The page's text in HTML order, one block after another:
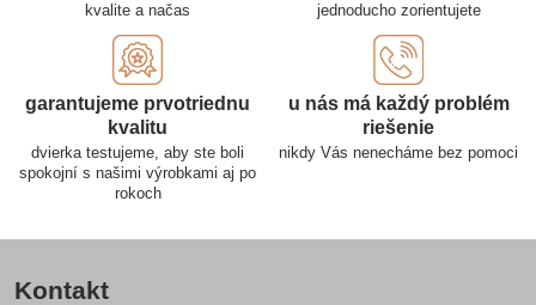
kvalite a načas
jednoducho zorientujete
garantujeme prvotriednu
kvalitu
dvierka testujeme, aby ste boli
spokojní s našimi výrobkami aj po
rokoch
u nás má každý problém
riešenie
nikdy Vás nenecháme bez pomoci
Kontakt